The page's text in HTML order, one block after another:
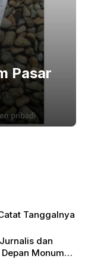
Pasar
Tanggalnya
dan
Monumen